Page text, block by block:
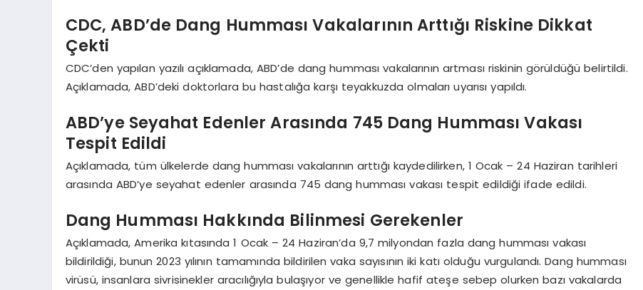
CDC, ABD’de Dang Humması Vakalarının Arttığı Riskine Dikkat
Çekti
CDC’den yapılan yazılı açıklamada, ABD’de dang humması vakalarının artması riskinin görüldüğü belirtildi.
Açıklamada, ABD’deki doktorlara bu hastalığa karşı teyakkuzda olmaları uyarısı yapıldı.
ABD’ye Seyahat Edenler Arasında 745 Dang Humması Vakası
Tespit Edildi
Açıklamada, tüm ülkelerde dang humması vakalarının arttığı kaydedilirken, 1 Ocak – 24 Haziran tarihleri
arasında ABD’ye seyahat edenler arasında 745 dang humması vakası tespit edildiği ifade edildi.
Dang Humması Hakkında Bilinmesi Gerekenler
Açıklamada, Amerika kıtasında 1 Ocak – 24 Haziran’da 9,7 milyondan fazla dang humması vakası
bildirildiği, bunun 2023 yılının tamamında bildirilen vaka sayısının iki katı olduğu vurgulandı. Dang humması
virüsü, insanlara sivrisinekler aracılığıyla bulaşıyor ve genellikle hafif ateşe sebep olurken bazı vakalarda